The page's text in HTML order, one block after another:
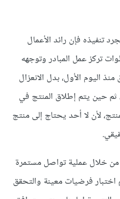
تنفيذه فإن رائد الأعمال
تركز عمل المبادر وتوجهه
اليوم الأول، بدل الانعزال
ثم حين يتم إطلاق المنتج في
لأن لا أحد يحتاج إلى منتج
خلال عملية تواصل مستمرة
فرضيات معينة والتحقق